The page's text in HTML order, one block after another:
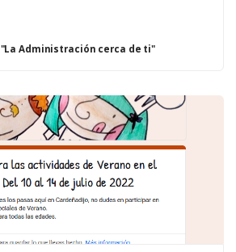
Jornada Divulgativa "La Administración cerca de ti"